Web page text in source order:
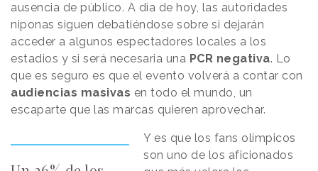
ausencia de público. A día de hoy, las autoridades
niponas siguen debatiéndose sobre si dejarán
acceder a algunos espectadores locales a los
estadios y si será necesaria una PCR negativa. Lo
que es seguro es que el evento volverá a contar con
audiencias masivas en todo el mundo, un
escaparte que las marcas quieren aprovechar.
Y es que los fans olímpicos
son uno de los aficionados